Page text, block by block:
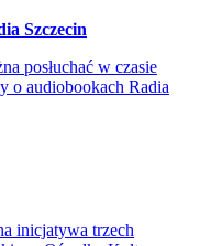
Szczecin
posłuchać w czasie
o audiobookach Radia
inicjatywa trzech